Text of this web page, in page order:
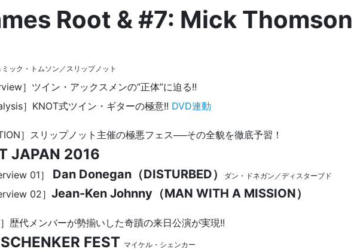
Root & #7: Mick Thomson
ック・トムソン／スリップノット
］ツイン・アックスメンの“正体”に迫る!!
］KNOT式ツイン・ギターの極意!! DVD連動
］スリップノット主催の極悪フェス──その全貌を徹底予習！
JAPAN 2016
01］ Dan Donegan（DISTURBED） ダン・ドネガン／ディスターブド
02］ Jean-Ken Johnny（MAN WITH A MISSION）
］歴代メンバーが勢揃いした奇蹟の来日公演が実現!!
FEST マイケル・シェンカー